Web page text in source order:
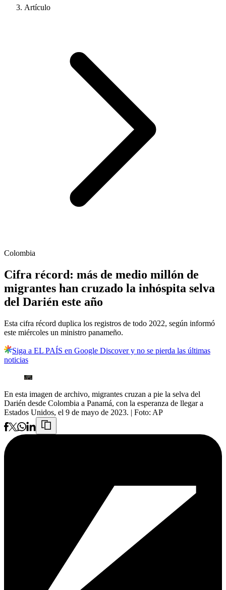
Artículo
Colombia
Cifra récord: más de medio millón de
migrantes han cruzado la inhóspita selva
del Darién este año
Esta cifra récord duplica los registros de todo 2022, según informó
este miércoles un ministro panameño.
Siga a EL PAÍS en Google Discover y no se pierda las últimas
noticias
En esta imagen de archivo, migrantes cruzan a pie la selva del
Darién desde Colombia a Panamá, con la esperanza de llegar a
Estados Unidos, el 9 de mayo de 2023. | Foto: AP